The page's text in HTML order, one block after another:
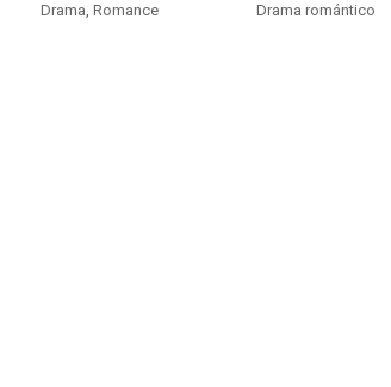
Drama, Romance Drama romántico